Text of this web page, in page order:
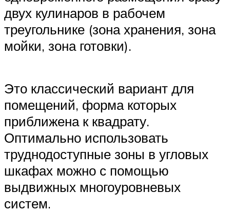
двух кулинаров в рабочем
треугольнике (зона хранения, зона
мойки, зона готовки).
Это классический вариант для
помещений, форма которых
приближена к квадрату.
Оптимально использовать
труднодоступные зоны в угловых
шкафах можно с помощью
выдвижных многоуровневых
систем.